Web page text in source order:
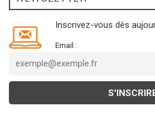
Inscrivez-vous dès
Email :